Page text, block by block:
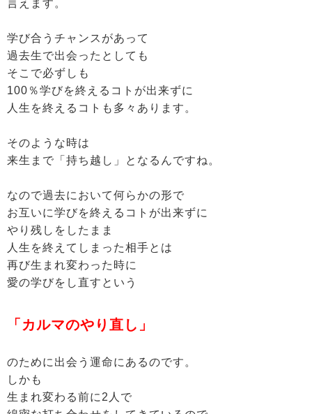
言えます。
学び合うチャンスがあって
過去生で出会ったとしても
そこで必ずしも
100％学びを終えるコトが出来ずに
人生を終えるコトも多々あります。
そのような時は
来生まで「持ち越し」となるんですね。
なので過去において何らかの形で
お互いに学びを終えるコトが出来ずに
やり残しをしたまま
人生を終えてしまった相手とは
再び生まれ変わった時に
愛の学びをし直すという
「カルマのやり直し」
のために出会う運命にあるのです。
しかも
生まれ変わる前に2人で